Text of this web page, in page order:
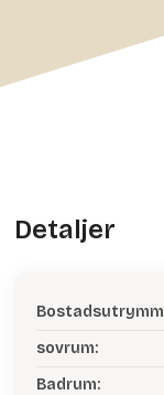
Detaljer
sovrum:
Badrum: